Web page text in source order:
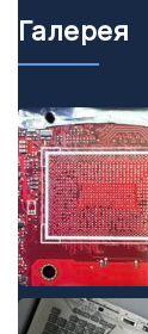
Галерея